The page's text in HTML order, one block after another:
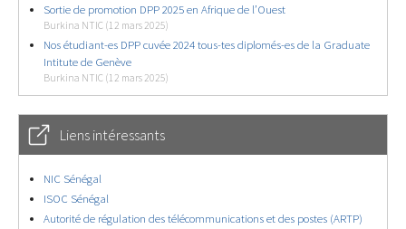
Sortie de promotion DPP 2025 en Afrique de l’Ouest
Burkina NTIC (12 mars 2025)
Nos étudiant-es DPP cuvée 2024 tous-tes diplomés-es de la Graduate
Intitute de Genève
Burkina NTIC (12 mars 2025)
Liens intéressants
NIC Sénégal
ISOC Sénégal
Autorité de régulation des télécommunications et des postes (ARTP)